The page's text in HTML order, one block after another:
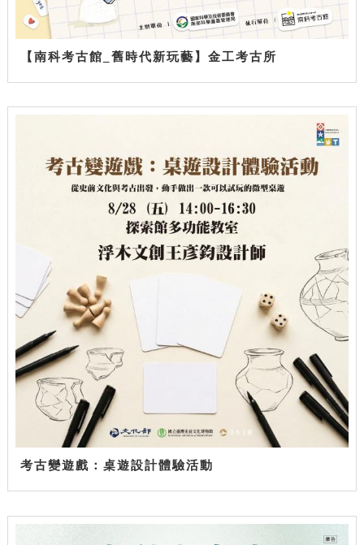
【南科考古館_舊時代新玩藝】金工考古所
考古變遊戲：桌遊設計體驗活動